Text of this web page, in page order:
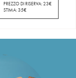
PREZZO DI RISERVA:23€
STIMA:35€